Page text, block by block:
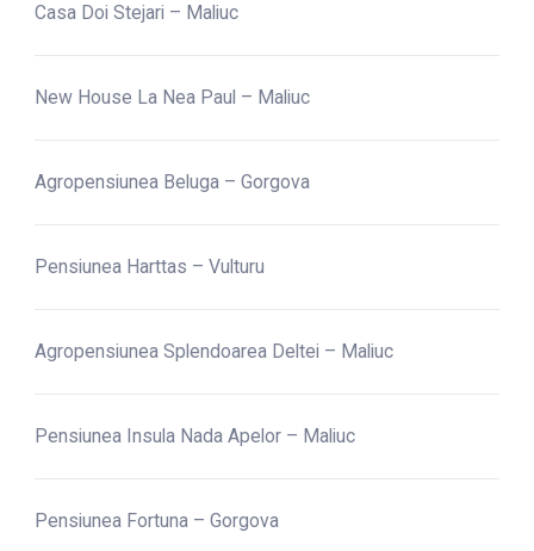
Casa Doi Stejari – Maliuc
New House La Nea Paul – Maliuc
Agropensiunea Beluga – Gorgova
Pensiunea Harttas – Vulturu
Agropensiunea Splendoarea Deltei – Maliuc
Pensiunea Insula Nada Apelor – Maliuc
Pensiunea Fortuna – Gorgova